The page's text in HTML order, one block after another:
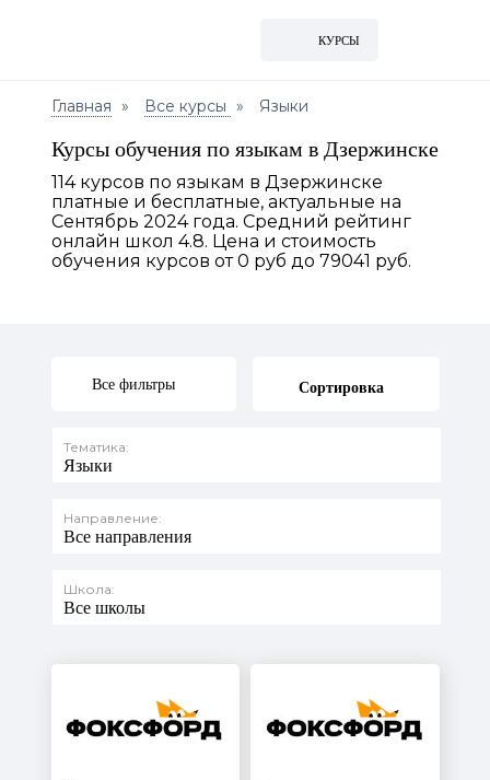
КУРСЫ
Главная Все курсы Языки
Курсы обучения по языкам в Дзержинске
114 курсов по языкам в Дзержинске
платные и бесплатные, актуальные на
Сентябрь 2024 года. Средний рейтинг
онлайн школ 4.8. Цена и стоимость
обучения курсов от 0 руб до 79041 руб.
Все фильтры Сортировка
Тематика:
Языки
Направление:
Все направления
Школа:
Все школы